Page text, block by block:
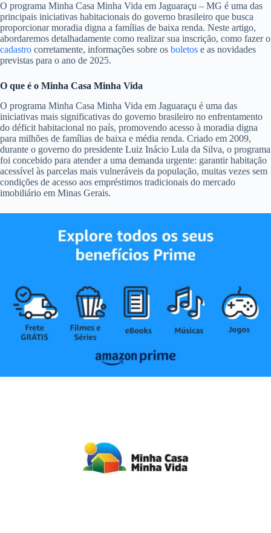
O programa Minha Casa Minha Vida em Jaguaraçu – MG é uma das
principais iniciativas habitacionais do governo brasileiro que busca
proporcionar moradia digna a famílias de baixa renda. Neste artigo,
abordaremos detalhadamente como realizar sua inscrição, como fazer o
cadastro corretamente, informações sobre os boletos e as novidades
previstas para o ano de 2025.
O que é o Minha Casa Minha Vida
O programa Minha Casa Minha Vida em Jaguaraçu é uma das
iniciativas mais significativas do governo brasileiro no enfrentamento
do déficit habitacional no país, promovendo acesso à moradia digna
para milhões de famílias de baixa e média renda. Criado em 2009,
durante o governo do presidente Luiz Inácio Lula da Silva, o programa
foi concebido para atender a uma demanda urgente: garantir habitação
acessível às parcelas mais vulneráveis da população, muitas vezes sem
condições de acesso aos empréstimos tradicionais do mercado
imobiliário em Minas Gerais.